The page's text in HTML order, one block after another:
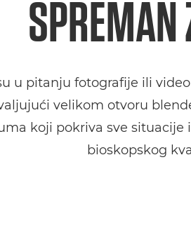
SPREMAN
u pitanju fotografije ili
velikom otvoru
koji pokriva sve
bioskopskog